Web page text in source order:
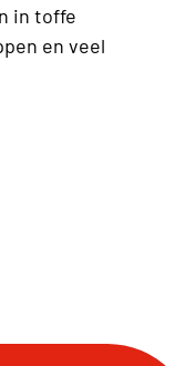
in toffe
en veel